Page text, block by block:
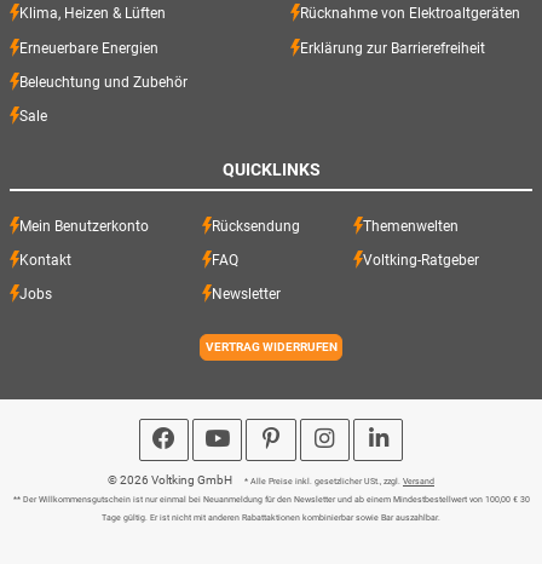
Klima, Heizen & Lüften
Erneuerbare Energien
Beleuchtung und Zubehör
Sale
Rücknahme von Elektroaltgeräten
Erklärung zur Barrierefreiheit
QUICKLINKS
Mein Benutzerkonto Rücksendung Themenwelten
Kontakt FAQ Voltking-Ratgeber
Jobs Newsletter
VERTRAG WIDERRUFEN
© 2026 Voltking GmbH * Alle Preise inkl. gesetzlicher USt., zzgl. Versand
** Der Willkommensgutschein ist nur einmal bei Neuanmeldung für den Newsletter und ab einem Mindestbestellwert von 100,00 € 30
Tage gültig. Er ist nicht mit anderen Rabattaktionen kombinierbar sowie Bar auszahlbar.